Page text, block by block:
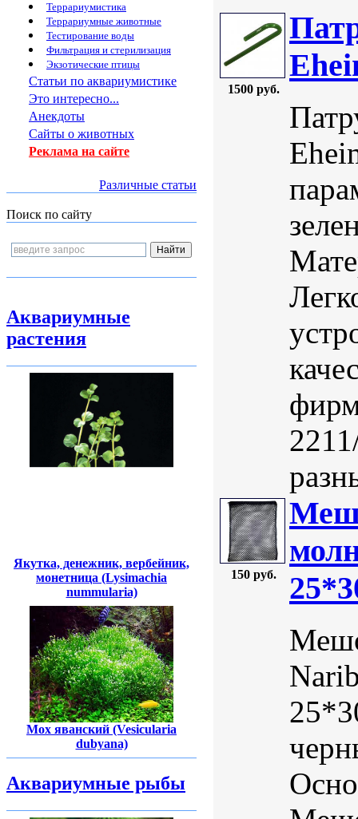
Террариумистика
Террариумные животные
Тестирование воды
Фильтрация и стерилизация
Экзотические птицы
Статьи по аквариумистике
Это интересно...
Анекдоты
Сайты о животных
Реклама на сайте
Различные статьи
Поиск по сайту
Аквариумные
растения
Якутка, денежник, вербейник,
монетница (Lysimachia
nummularia)
Мох яванский (Vesicularia
dubyana)
Аквариумные рыбы
1500 руб.
150 руб.